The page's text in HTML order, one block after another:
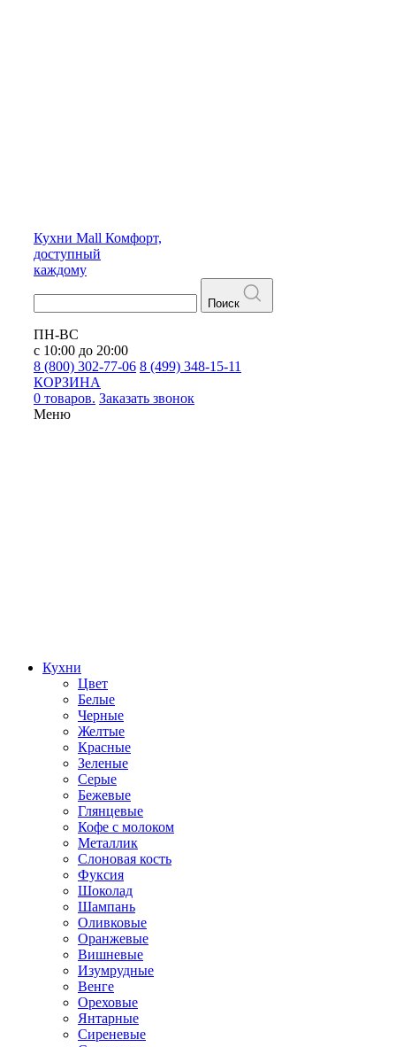
Кухни Mall Комфорт,
доступный
каждому
Поиск
ПН-ВС
с 10:00 до 20:00
8 (800) 302-77-06 8 (499) 348-15-11
КОРЗИНА
0 товаров. Заказать звонок
Меню
Кухни
Цвет
Белые
Черные
Желтые
Красные
Зеленые
Серые
Бежевые
Глянцевые
Кофе с молоком
Металлик
Слоновая кость
Фуксия
Шоколад
Шампань
Оливковые
Оранжевые
Вишневые
Изумрудные
Венге
Ореховые
Янтарные
Сиреневые